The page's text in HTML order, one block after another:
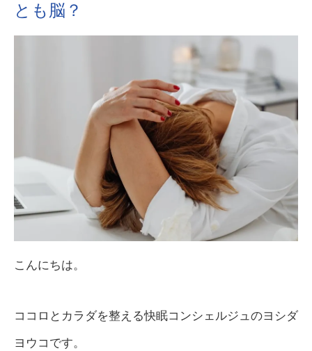
とも脳？
こんにちは。
ココロとカラダを整える快眠コンシェルジュのヨシダ
ヨウコです。